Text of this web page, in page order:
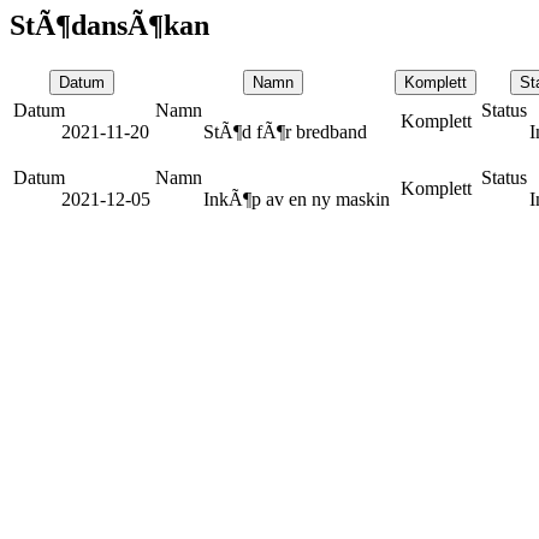
StÃ¶dansÃ¶kan
Datum Namn Komplett
Datum
2021-11-20
Namn
StÃ¶d fÃ¶r bredband
Komplett
Status
Datum
2021-12-05
Namn
InkÃ¶p av en ny maskin
Komplett
Status